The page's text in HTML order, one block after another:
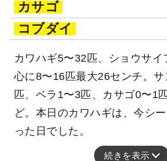
カサゴ
コブダイ
カワハギ5〜32匹、ショウサイ
心に8〜16匹最大26センチ。
匹、ベラ1〜3匹、カサゴ0〜1
ど。本日のカワハギは、今シ
った日でした。
続きを表示